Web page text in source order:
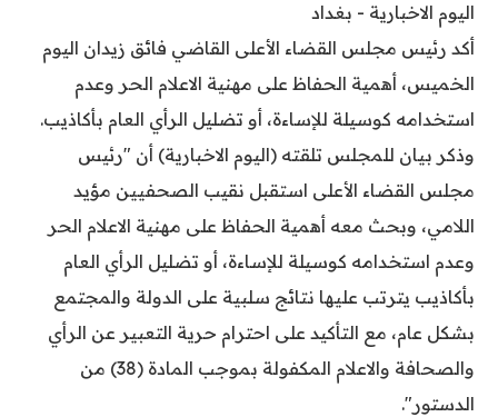
اليوم الاخبارية - بغداد
أكد رئيس مجلس القضاء الأعلى القاضي فائق زيدان اليوم
الخميس، أهمية الحفاظ على مهنية الاعلام الحر وعدم
استخدامه كوسيلة للإساءة، أو تضليل الرأي العام بأكاذيب.
وذكر بيان للمجلس تلقته (اليوم الاخبارية) أن "رئيس
مجلس القضاء الأعلى استقبل نقيب الصحفيين مؤيد
اللامي، وبحث معه أهمية الحفاظ على مهنية الاعلام الحر
وعدم استخدامه كوسيلة للإساءة، أو تضليل الرأي العام
بأكاذيب يترتب عليها نتائج سلبية على الدولة والمجتمع
بشكل عام، مع التأكيد على احترام حرية التعبير عن الرأي
والصحافة والاعلام المكفولة بموجب المادة (38) من
الدستور".